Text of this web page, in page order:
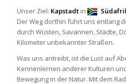
Unser Ziel: Kapstadt in
Der Weg dorthin führt uns entlang
durch Wüsten, Savannen, Städte,
Kilometer unbekannter Straßen.
Was uns antreibt, ist die Lust auf
Kennenlernen anderer Kulturen
Bewegung in der Natur. Mit dem